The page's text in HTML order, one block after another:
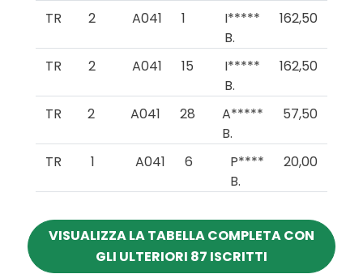
TR 2 A041 1
I*****
B.
162,50
TR 2 A041 15
I*****
B.
162,50
TR 2 A041 28
A*****
B.
57,50
TR 1 A041 6
P****
B.
20,00
VISUALIZZA LA TABELLA COMPLETA CON
GLI ULTERIORI 87 ISCRITTI